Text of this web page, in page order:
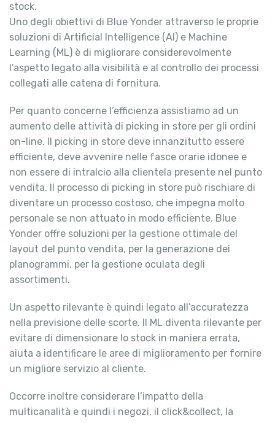
stock.
Uno degli obiettivi di Blue Yonder attraverso le proprie
soluzioni di Artificial Intelligence (AI) e Machine
Learning (ML) è di migliorare considerevolmente
l’aspetto legato alla visibilità e al controllo dei processi
collegati alle catena di fornitura.
Per quanto concerne l’efficienza assistiamo ad un
aumento delle attività di picking in store per gli ordini
on-line. Il picking in store deve innanzitutto essere
efficiente, deve avvenire nelle fasce orarie idonee e
non essere di intralcio alla clientela presente nel punto
vendita. Il processo di picking in store può rischiare di
diventare un processo costoso, che impegna molto
personale se non attuato in modo efficiente. Blue
Yonder offre soluzioni per la gestione ottimale del
layout del punto vendita, per la generazione dei
planogrammi, per la gestione oculata degli
assortimenti.
Un aspetto rilevante è quindi legato all’accuratezza
nella previsione delle scorte. Il ML diventa rilevante per
evitare di dimensionare lo stock in maniera errata,
aiuta a identificare le aree di miglioramento per fornire
un migliore servizio al cliente.
Occorre inoltre considerare l’impatto della
multicanalità e quindi i negozi, il click&collect, la